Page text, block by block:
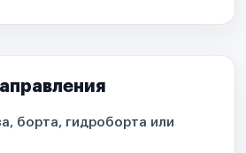
борта, гидроборта или